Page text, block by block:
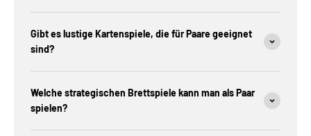
Gibt es lustige Kartenspiele, die für Paare geeignet
sind?
Welche strategischen Brettspiele kann man als Paar
spielen?